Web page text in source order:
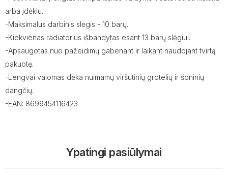
arba įdėklu.
-Maksimalus darbinis slėgis - 10 barų.
-Kiekvienas radiatorius išbandytas esant 13 barų slėgiui.
-Apsaugotas nuo pažeidimų gabenant ir laikant naudojant tvirtą
pakuotę.
-Lengvai valomas dėka nuimamų viršutinių grotelių ir šoninių
dangčių.
-EAN: 8699454116423
Ypatingi pasiūlymai